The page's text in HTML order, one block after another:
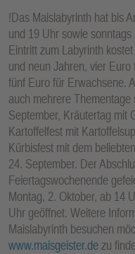
!Das Maislabyrinth hat bis
und 19 Uhr sowie
Eintritt zum Labyrinth
und neun Jahren, vier
fünf Euro für Erwachsene.
auch mehrere
September, Kräutertag mit
Kartoffelfest mit
Kürbisfest mit dem
24. September. Der
Feiertagswochenende
Montag, 2. Oktober, ab 14
Uhr geöffnet. Weitere
Maislabyrinth besuchen
www.maisgeister.dezu